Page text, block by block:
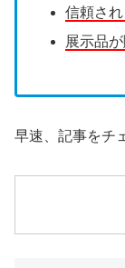
信頼さ
展示品
早速、記事をチ